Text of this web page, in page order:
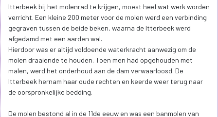
Itterbeek bij het molenrad te krijgen, moest heel wat werk worden
verricht. Een kleine 200 meter voor de molen werd een verbinding
gegraven tussen de beide beken, waarna de Itterbeek werd
afgedamd met een aarden wal.
Hierdoor was er altijd voldoende waterkracht aanwezig om de
molen draaiende te houden. Toen men had opgehouden met
malen, werd het onderhoud aan de dam verwaarloosd. De
Itterbeek hernam haar oude rechten en keerde weer terug naar
de oorspronkelijke bedding.
De molen bestond al in de 11de eeuw en was een banmolen van